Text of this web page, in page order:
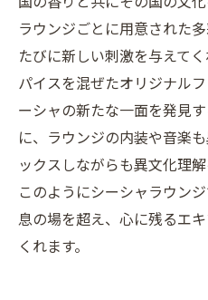
渋谷のシーシャ体
バー
シーシャがもたら
の場
渋谷のシーシャラ
文化
シーシャの煙が描
ラウンジごとに用意された
たびに新しい刺激を与えて
パイスを混ぜたオリジナル
ーシャの新たな一面を発見
に、ラウンジの内装や音楽
ックスしながらも異文化理
このようにシーシャラウン
息の場を超え、心に残るエ
くれます。